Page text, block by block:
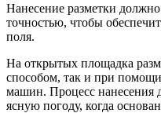
Нанесение разметки
точностью, чтобы
поля.
На открытых площадка
способом, так и при
машин. Процесс нанесения
ясную погоду, когда